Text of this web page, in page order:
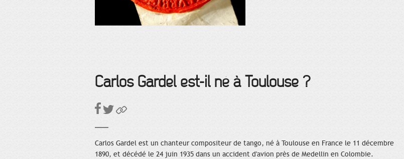
Carlos Gardel est-il né à Toulouse ?
Carlos Gardel est un chanteur compositeur de tango, né à Toulouse en France le 11 décembre
1890, et décédé le 24 juin 1935 dans un accident d'avion près de Medellin en Colombie.